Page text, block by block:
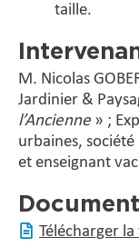
taille.
M. Nicolas
Jardinier &
l’Ancienne » ;
urbaines, société
et enseignant
Télécharger